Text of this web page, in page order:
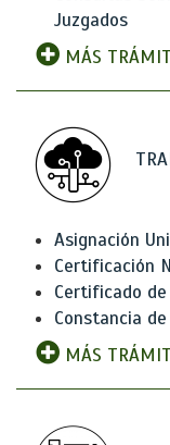
Juzgados
MÁS
Asignación
Certificación
Certificado
Constancia
MÁS